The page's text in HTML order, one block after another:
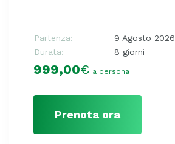
Partenza:
9 Agosto 2026
Durata:
8 giorni
999,00€ a persona
Prenota ora